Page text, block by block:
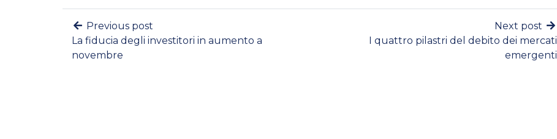
Previous post
La fiducia degli investitori in aumento a
novembre
Next post
I quattro pilastri del debito dei mercati
emergenti